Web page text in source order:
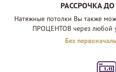
РАССРОЧКА
Натяжные потолки Вы также
ПРОЦЕНТОВ через любой
Без